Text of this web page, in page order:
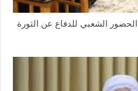
الشعبي للدفاع عن الثورة